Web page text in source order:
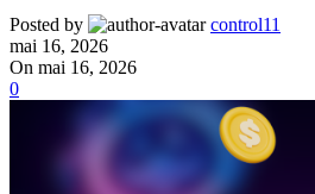
Posted by
control11
mai 16, 2026
On mai 16, 2026
0